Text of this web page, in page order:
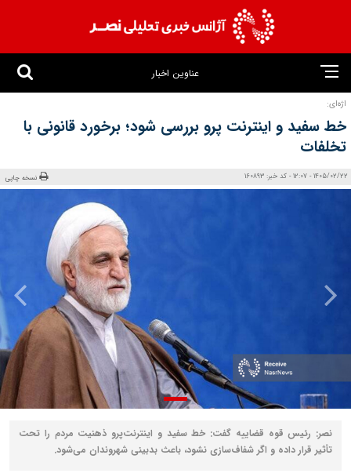
عناوین اخبار
اژه‌ای:
خط سفید و اینترنت پرو بررسی شود؛ برخورد قانونی با
تخلفات
1405/02/22 - 12:07 - کد خبر: 160893 نسخه چاپی
نصر: رئیس قوه قضاییه گفت: خط‌ سفید و اینترنت‌پرو ذهنیت مردم را تحت
تأثیر قرار داده و اگر شفاف‌سازی نشود، باعث بدبینی شهروندان می‌شود.